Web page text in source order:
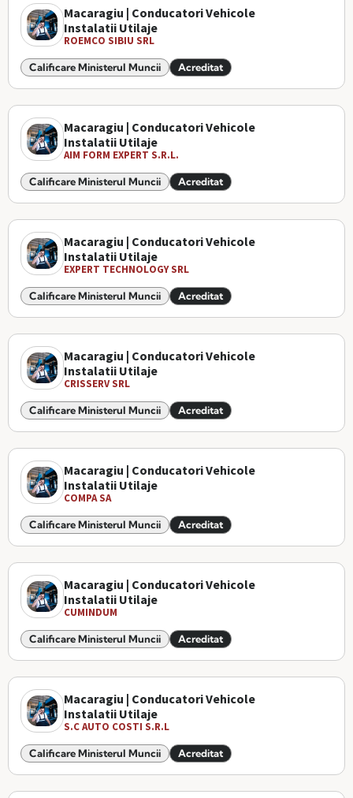
Macaragiu | Conducatori Vehicole
Instalatii Utilaje
ROEMCO SIBIU SRL
Calificare Ministerul Muncii Acreditat
Macaragiu | Conducatori Vehicole
Instalatii Utilaje
AIM FORM EXPERT S.R.L.
Calificare Ministerul Muncii Acreditat
Macaragiu | Conducatori Vehicole
Instalatii Utilaje
EXPERT TECHNOLOGY SRL
Calificare Ministerul Muncii Acreditat
Macaragiu | Conducatori Vehicole
Instalatii Utilaje
CRISSERV SRL
Calificare Ministerul Muncii Acreditat
Macaragiu | Conducatori Vehicole
Instalatii Utilaje
COMPA SA
Calificare Ministerul Muncii Acreditat
Macaragiu | Conducatori Vehicole
Instalatii Utilaje
CUMINDUM
Calificare Ministerul Muncii Acreditat
Macaragiu | Conducatori Vehicole
Instalatii Utilaje
S.C AUTO COSTI S.R.L
Calificare Ministerul Muncii Acreditat